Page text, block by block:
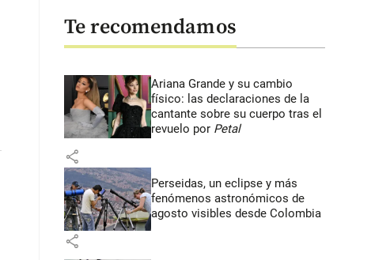
Te recomendamos
Ariana Grande y su cambio
físico: las declaraciones de la
cantante sobre su cuerpo tras el
revuelo por Petal
share
Perseidas, un eclipse y más
fenómenos astronómicos de
agosto visibles desde Colombia
share